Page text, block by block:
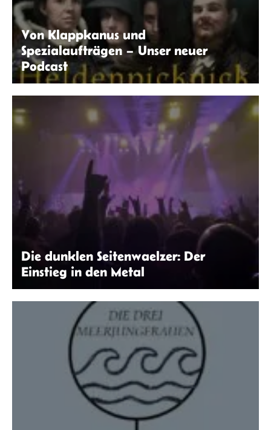
Von Klappkanus und
Spezialaufträgen – Unser neuer
Podcast
Die dunklen Seitenwaelzer: Der
Einstieg in den Metal